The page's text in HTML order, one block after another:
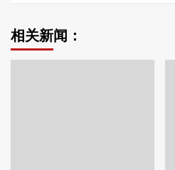
相关新闻：